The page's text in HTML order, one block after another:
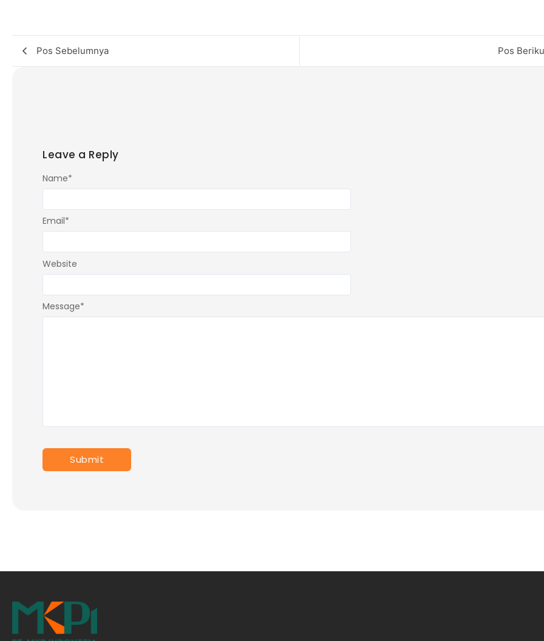
Pos Sebelumnya Pos
Leave a Reply
Message*
Name*
Email*
Website